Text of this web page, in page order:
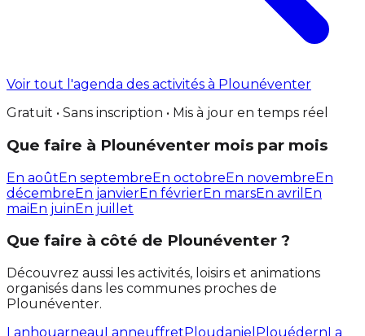
Voir tout l'agenda des activités à Plounéventer
Gratuit • Sans inscription • Mis à jour en temps réel
Que faire à Plounéventer mois par mois
En aoûtEn septembreEn octobreEn novembreEn
décembreEn janvierEn févrierEn marsEn avril En
maiEn juinEn juillet
Que faire à côté de Plounéventer ?
Découvrez aussi les activités, loisirs et animations
organisés dans les communes proches de
Plounéventer.
LanhouarneauLanneuffretPloudaniel PlouédernLa